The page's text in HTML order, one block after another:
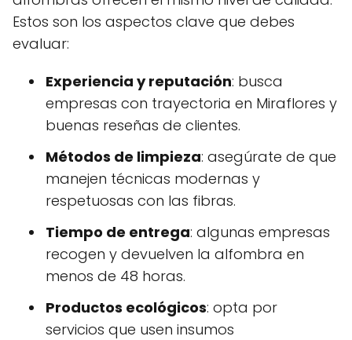
Estos son los aspectos clave que debes
evaluar:
Experiencia y reputación: busca
empresas con trayectoria en Miraflores y
buenas reseñas de clientes.
Métodos de limpieza: asegúrate de que
manejen técnicas modernas y
respetuosas con las fibras.
Tiempo de entrega: algunas empresas
recogen y devuelven la alfombra en
menos de 48 horas.
Productos ecológicos: opta por
servicios que usen insumos